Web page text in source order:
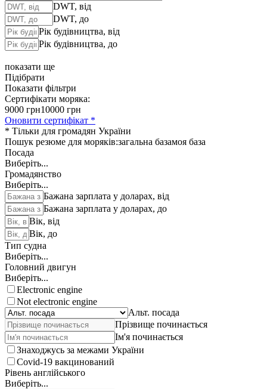
DWT, від
DWT, до
Рік будівництва, від
Рік будівництва, до
показати ще
Підібрати
Показати фільтри
Сертифікати моряка:
9000 грн10000 грн
Оновити сертифікат *
* Тільки для громадян України
Пошук резюме для моряків:загальна базамоя база
Посада
Виберіть...
Громадянство
Виберіть...
Бажана зарплата у доларах, від
Бажана зарплата у доларах, до
Вік, від
Вік, до
Тип судна
Виберіть...
Головний двигун
Виберіть...
Electronic engine
Not electronic engine
Альт. посада
Прізвище починається
Ім'я починається
Знаходжусь за межами України
Covid-19 вакцинований
Рівень англійського
Виберіть...